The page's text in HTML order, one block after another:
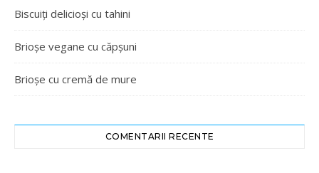
Biscuiți delicioși cu tahini
Brioșe vegane cu căpșuni
Brioșe cu cremă de mure
COMENTARII RECENTE